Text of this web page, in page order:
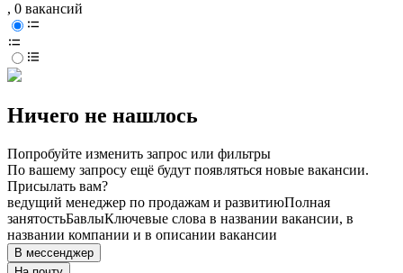
, 0 вакансий
Ничего не нашлось
Попробуйте изменить запрос или фильтры
По вашему запросу ещё будут появляться новые вакансии.
Присылать вам?
ведущий менеджер по продажам и развитиюПолная
занятостьБавлыКлючевые слова в названии вакансии, в
названии компании и в описании вакансии
В мессенджер